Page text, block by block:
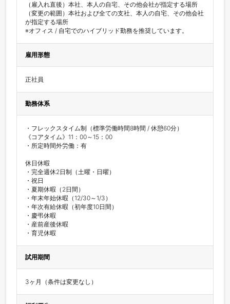
（雇入れ直後）本社、本人の自宅、その他会社が指定する場所
（変更の範囲）本社および全ての支社、本人の自宅、その他会社
が指定する場所
※オフィス / 自宅でのハイブリッド勤務を推奨しています。
雇用形態
正社員
勤務体系
・フレックスタイム制（標準労働時間8時間 / 休憩60分）
《コアタイム》11：00～15：00
・所定時間外労働：有
休日休暇
・完全週休2日制（土曜・日曜）
・祝日
・夏期休暇（2日間）
・年末年始休暇（12/30～1/3）
・年次有給休暇（初年度10日間）
・慶弔休暇
・産前産後休暇
・育児休暇
試用期間
3ヶ月（条件は変更なし）